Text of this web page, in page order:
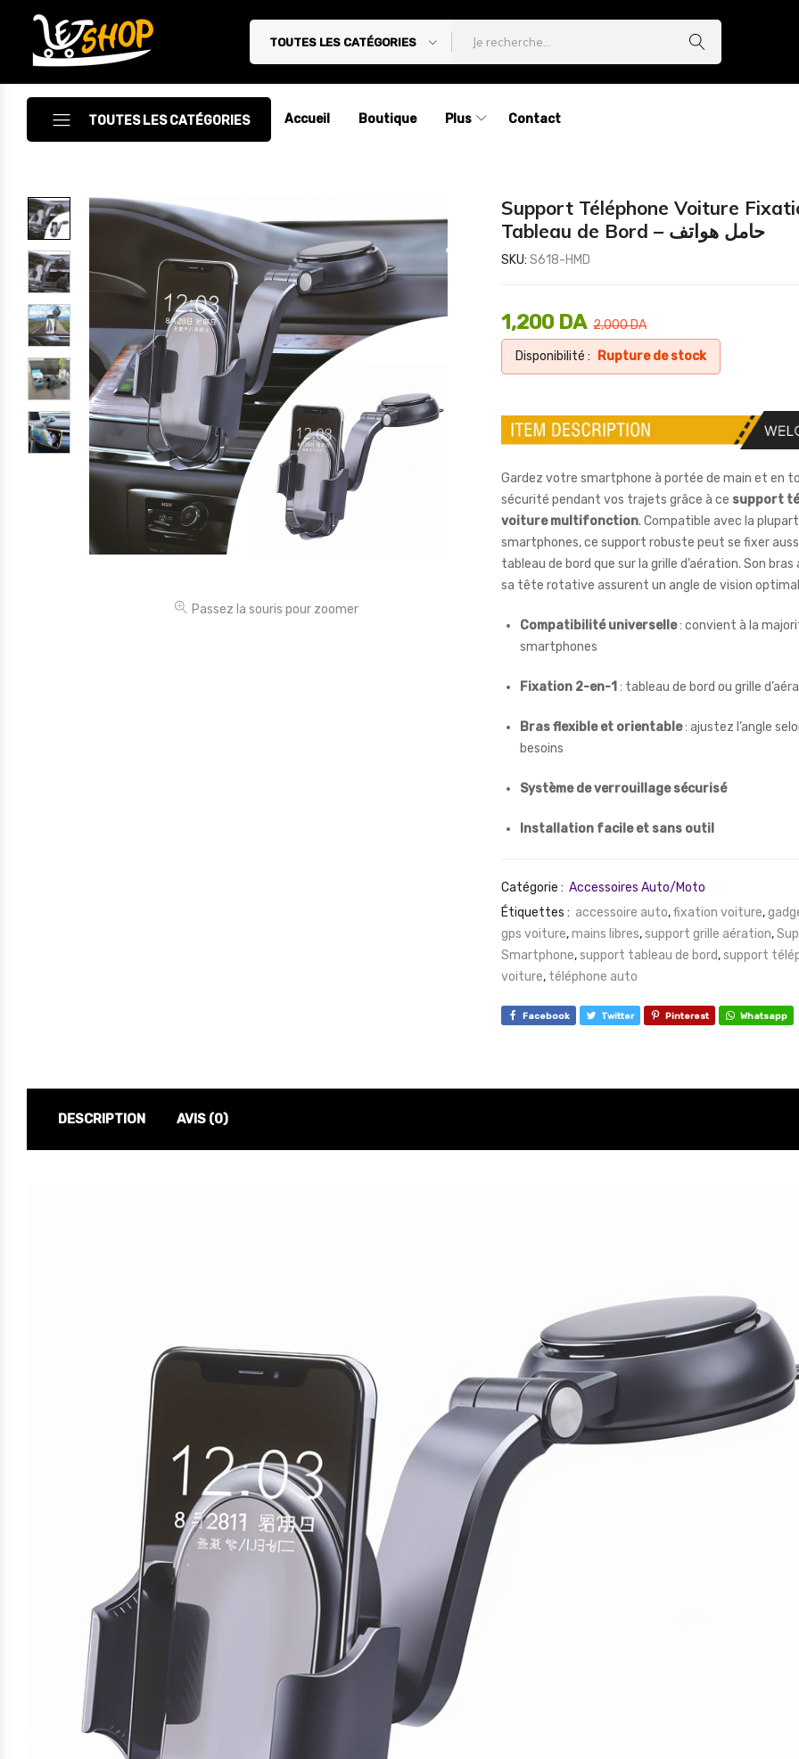
Letshop.dz
TOUTES LES CATÉGORIES
TOUTES LES CATÉGORIES
Accessoires
Accessoires Auto/Moto
Accessoires PC
Camping & Randonnée
Cuisine
Décoration
Electroménager
Électronique
Jouets
Outillages & Bricolage
Accueil Boutique Plus Contact
Passez la souris pour zoomer
Support Téléphone Voiture
Tableau de Bord – حامل هواتف
SKU: S618-HMD
2,000DA
1,200 DA
Disponibilité : Rupture de stock
Gardez votre smartphone à portée de main et en
sécurité pendant vos trajets grâce à ce support
voiture multifonction. Compatible avec la
smartphones, ce support robuste peut se fixer
tableau de bord que sur la grille d’aération. Son
sa tête rotative assurent un angle de vision
Compatibilité universelle: convient à la
smartphones
Fixation 2-en-1 : tableau de bord ou grille
Bras flexible et orientable: ajustez l’angle
besoins
Système de verrouillage sécurisé
Installation facile et sans outil
Catégorie : Accessoires Auto/Moto
Étiquettes : accessoire auto,fixation voiture,
gps voiture,mains libres,support grille aération,
Smartphone,support tableau de bord,support
voiture, téléphone auto
Facebook Twitter Pinterest Whatsapp
DESCRIPTION AVIS (0)